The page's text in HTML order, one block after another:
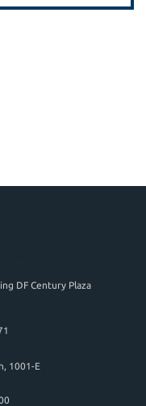
DF Century Plaza
1001-E